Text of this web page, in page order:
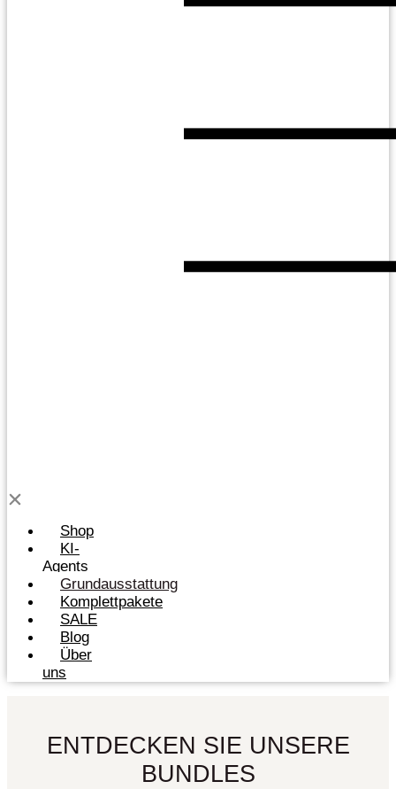
Shop
KI-
Agents
Grundausstattung
Komplettpakete
SALE
Blog
Über
uns
ENTDECKEN SIE UNSERE
BUNDLES